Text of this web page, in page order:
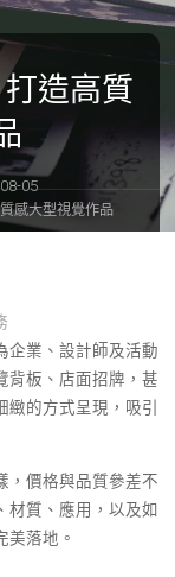
造高質
05
感大型視覺作品
企業、設計師及活動
背板、店面招牌，甚
的方式呈現，吸引
，價格與品質參差不
材質、應用，以及如
美落地。